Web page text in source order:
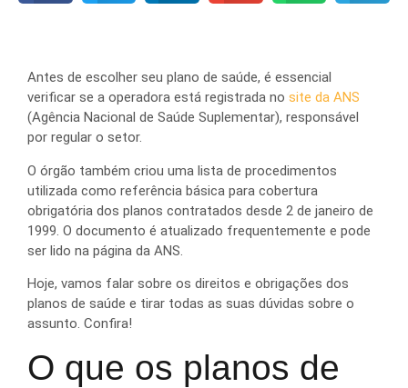
Antes de escolher seu plano de saúde, é essencial
verificar se a operadora está registrada no site da ANS
(Agência Nacional de Saúde Suplementar), responsável
por regular o setor.
O órgão também criou uma lista de procedimentos
utilizada como referência básica para cobertura
obrigatória dos planos contratados desde 2 de janeiro de
1999. O documento é atualizado frequentemente e pode
ser lido na página da ANS.
Hoje, vamos falar sobre os direitos e obrigações dos
planos de saúde e tirar todas as suas dúvidas sobre o
assunto. Confira!
O que os planos de